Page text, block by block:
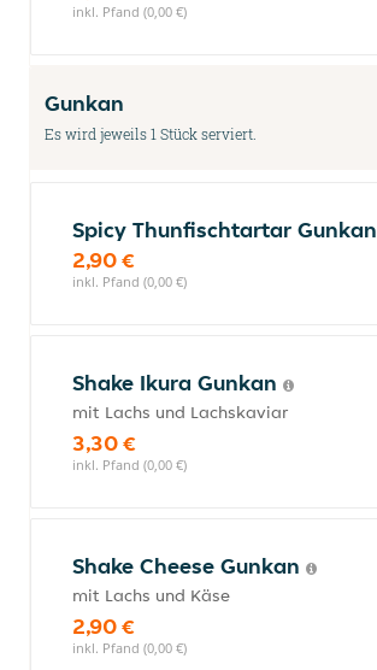
inkl. Pfand (0,00 €)
Gunkan
Es wird jeweils 1 Stück serviert.
Spicy Thunfischtartar Gunkan
2,90 €
inkl. Pfand (0,00 €)
Shake Ikura Gunkan
mit Lachs und Lachskaviar
3,30 €
inkl. Pfand (0,00 €)
Shake Cheese Gunkan
mit Lachs und Käse
2,90 €
inkl. Pfand (0,00 €)